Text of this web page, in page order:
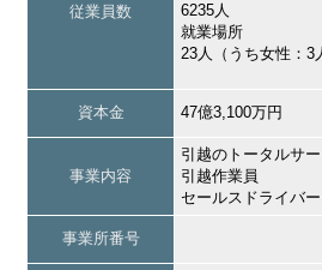
従業員数
6235人
就業場所
23人（うち女性：3
資本金 47億3,100万円
事業内容
引越のトータルサ
引越作業員
セールスドライバー
事業所番号